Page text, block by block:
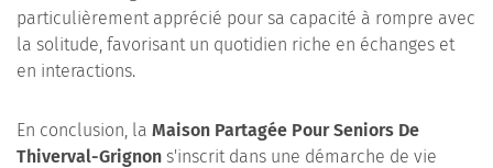
particulièrement apprécié pour sa capacité à rompre avec
la solitude, favorisant un quotidien riche en échanges et
en interactions.
En conclusion, la Maison Partagée Pour Seniors De
Thiverval-Grignon s'inscrit dans une démarche de vie